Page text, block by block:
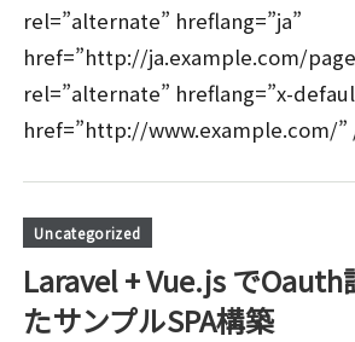
rel=”alternate” hreflang=”ja”
href=”http://ja.example.com/
rel=”alternate” hreflang=”x-
href=”http://www.example.com/”
Uncategorized
Laravel + Vue.js で
たサンプルSPA構築